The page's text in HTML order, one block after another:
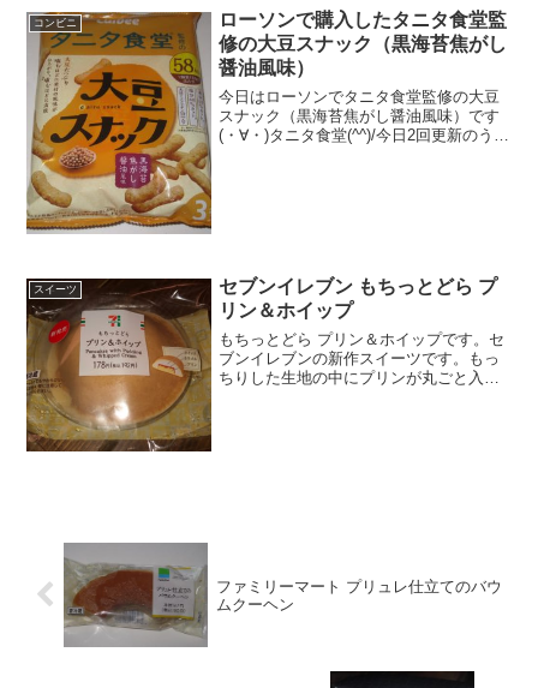
ト向きの選び方まで、進化したセブンイ
レブンメニュー麺の魅力を余すことなく
徹底解説。
コンビニ
ローソンで購入したタニタ食堂監
修の大豆スナック（黒海苔焦がし
醤油風味）
今日はローソンでタニタ食堂監修の大豆
スナック（黒海苔焦がし醤油風味）です
(・∀・)タニタ食堂(^^)/今日2回更新のうち
スイーツ
セブンイレブン もちっとどら プ
リン＆ホイップ
もちっとどら プリン＆ホイップです。セ
ブンイレブンの新作スイーツです。もっ
ちりした生地の中にプリンが丸ごと入っ
ファミリーマート プリュレ仕立てのバウ
ムクーヘン